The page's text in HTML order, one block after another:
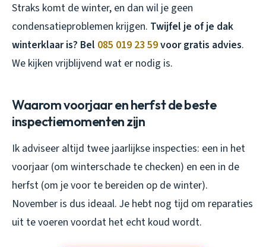
Straks komt de winter, en dan wil je geen
condensatieproblemen krijgen. Twijfel je of je dak
winterklaar is? Bel 085 019 23 59voor gratis advies.
We kijken vrijblijvend wat er nodig is.
Waarom voorjaar en herfst de beste
inspectiemomenten zijn
Ik adviseer altijd twee jaarlijkse inspecties: een in het
voorjaar (om winterschade te checken) en een in de
herfst (om je voor te bereiden op de winter).
November is dus ideaal. Je hebt nog tijd om reparaties
uit te voeren voordat het echt koud wordt.